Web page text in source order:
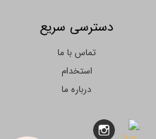
دسترسی سریع
تماس با ما
استخدام
درباره ما